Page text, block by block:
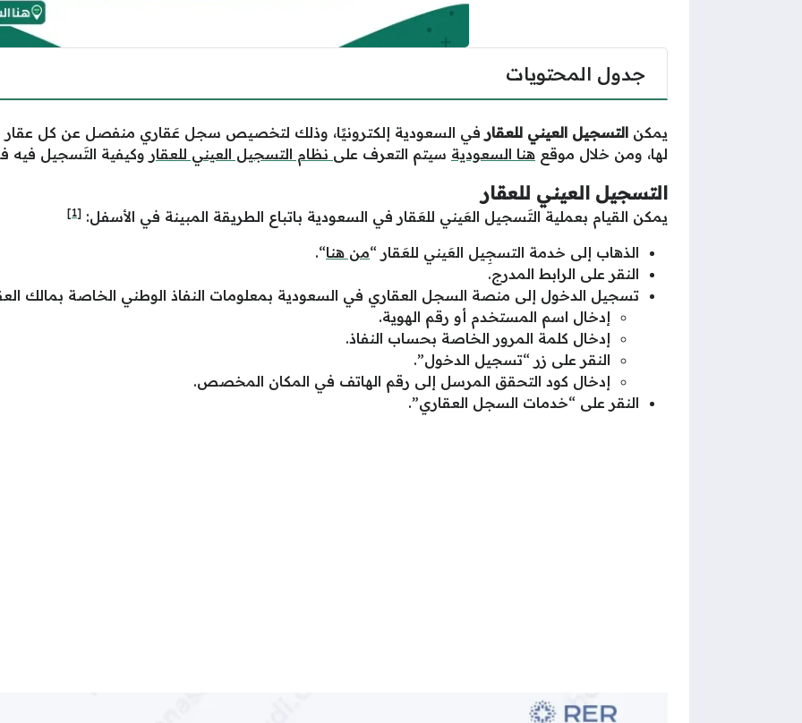
جدول المحتويات
يمكن التسجيل العيني للعقار في السعودية إلكترونيًا، وذلك لتخصيص سجل عَقاري منفصل عن كل
لها، ومن خلال موقع هنا السعودية سيتم التعرف على نظام التسجيل العيني للعقار وكيفية التَسجيل فيه
التسجيل العيني للعقار
يمكن القيام بعملية التَسجيل العَيني للعَقار في السعودية باتباع الطريقة المبينة في الأسفل: [1]
الذهاب إلى خدمة التسجِيل العَيني للعَقار “من هنا“.
النقر على الرابط المدرج.
تسجيل الدخول إلى منصة السجل العقاري في السعودية بمعلومات النفاذ الوطني الخاصة بمالك
إدخال اسم المستخدم أو رقم الهوية.
إدخال كلمة المرور الخاصة بحساب النفاذ.
النقر على زر “تسجيل الدخول”.
إدخال كود التحقق المرسل إلى رقم الهاتف في المكان المخصص.
النقر على “خدمات السجل العقاري”.